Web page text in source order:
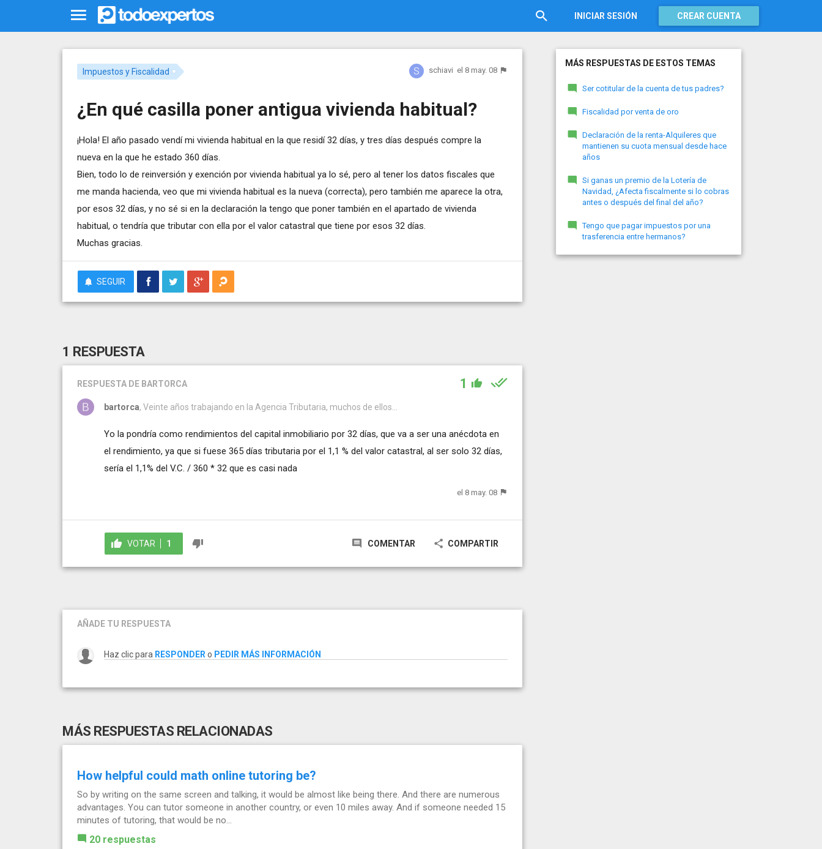
INICIAR SESIÓN CREAR CUENTA
Impuestos y Fiscalidad schiavi el 8 may. 08
¿En qué casilla poner antigua vivienda habitual?
¡Hola! El año pasado vendí mi vivienda habitual en la que residí 32 días, y tres días después compre la
nueva en la que he estado 360 días.
Bien, todo lo de reinversión y exención por vivienda habitual ya lo sé, pero al tener los datos fiscales que
me manda hacienda, veo que mi vivienda habitual es la nueva (correcta), pero también me aparece la otra,
por esos 32 días, y no sé si en la declaración la tengo que poner también en el apartado de vivienda
habitual, o tendría que tributar con ella por el valor catastral que tiene por esos 32 días.
Muchas gracias.
SEGUIR
1 RESPUESTA
RESPUESTA DE BARTORCA 1
bartorca, Veinte años trabajando en la Agencia Tributaria, muchos de ellos...
Yo la pondría como rendimientos del capital inmobiliario por 32 días, que va a ser una anécdota en
el rendimiento, ya que si fuese 365 días tributaria por el 1,1 % del valor catastral, al ser solo 32 días,
sería el 1,1% del V.C. / 360 * 32 que es casi nada
el 8 may. 08
VOTAR 1 COMENTAR COMPARTIR
AÑADE TU RESPUESTA
Haz clic para RESPONDER o PEDIR MÁS INFORMACIÓN
MÁS RESPUESTAS RELACIONADAS
How helpful could math online tutoring be?
So by writing on the same screen and talking, it would be almost like being there. And there are numerous
advantages. You can tutor someone in another country, or even 10 miles away. And if someone needed 15
minutes of tutoring, that would be no...
20 respuestas
MÁS RESPUESTAS DE ESTOS TEMAS
Ser cotitular de la cuenta de tus padres?
Fiscalidad por venta de oro
Declaración de la renta-Alquileres que
mantienen su cuota mensual desde hace
años
Si ganas un premio de la Lotería de
Navidad, ¿Afecta fiscalmente si lo cobras
antes o después del final del año?
Tengo que pagar impuestos por una
trasferencia entre hermanos?